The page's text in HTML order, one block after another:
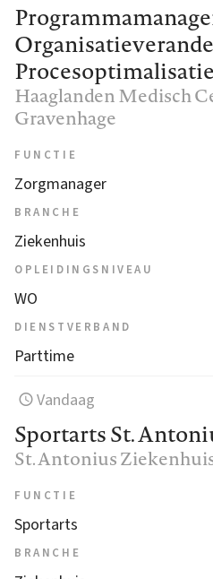
Procesoptimalisatie
Haaglanden Medisch
Gravenhage
FUNCTIE
Zorgmanager
BRANCHE
Ziekenhuis
OPLEIDINGSNIVEAU
WO
DIENSTVERBAND
Parttime
Vandaag
Sportarts St.
St. Antonius
FUNCTIE
Sportarts
BRANCHE